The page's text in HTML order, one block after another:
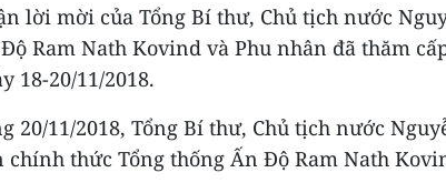
lời mời của Tổng Bí thư, Chủ tịch nước
Ram Nath Kovind và Phu nhân đã thăm
18-20/11/2018.
20/11/2018, Tổng Bí thư, Chủ tịch nước
chính thức Tổng thống Ấn Độ Ram Nath